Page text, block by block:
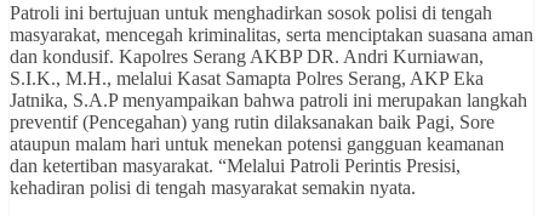
Patroli ini bertujuan untuk menghadirkan sosok polisi di tengah
masyarakat, mencegah kriminalitas, serta menciptakan suasana aman
dan kondusif. Kapolres Serang AKBP DR. Andri Kurniawan,
S.I.K., M.H., melalui Kasat Samapta Polres Serang, AKP Eka
Jatnika, S.A.P menyampaikan bahwa patroli ini merupakan langkah
preventif (Pencegahan) yang rutin dilaksanakan baik Pagi, Sore
ataupun malam hari untuk menekan potensi gangguan keamanan
dan ketertiban masyarakat. “Melalui Patroli Perintis Presisi,
kehadiran polisi di tengah masyarakat semakin nyata.